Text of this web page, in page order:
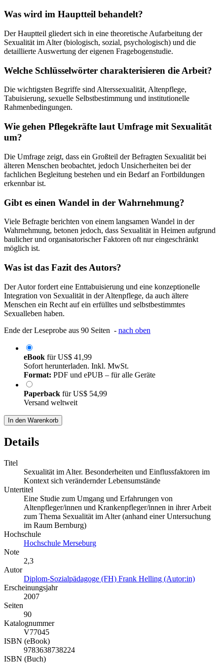
Was wird im Hauptteil behandelt?
Der Hauptteil gliedert sich in eine theoretische Aufarbeitung der
Sexualität im Alter (biologisch, sozial, psychologisch) und die
detaillierte Auswertung der eigenen Fragebogenstudie.
Welche Schlüsselwörter charakterisieren die Arbeit?
Die wichtigsten Begriffe sind Alterssexualität, Altenpflege,
Tabuisierung, sexuelle Selbstbestimmung und institutionelle
Rahmenbedingungen.
Wie gehen Pflegekräfte laut Umfrage mit Sexualität
um?
Die Umfrage zeigt, dass ein Großteil der Befragten Sexualität bei
älteren Menschen beobachtet, jedoch Unsicherheiten bei der
fachlichen Begleitung bestehen und ein Bedarf an Fortbildungen
erkennbar ist.
Gibt es einen Wandel in der Wahrnehmung?
Viele Befragte berichten von einem langsamen Wandel in der
Wahrnehmung, betonen jedoch, dass Sexualität in Heimen aufgrund
baulicher und organisatorischer Faktoren oft nur eingeschränkt
möglich ist.
Was ist das Fazit des Autors?
Der Autor fordert eine Enttabuisierung und eine konzeptionelle
Integration von Sexualität in der Altenpflege, da auch ältere
Menschen ein Recht auf ein erfülltes und selbstbestimmtes
Sexualleben haben.
Ende der Leseprobe aus 90 Seiten - nach oben
eBook fürUS$ 41,99
Sofort herunterladen. Inkl. MwSt.
Format: PDF und ePUB – für alle Geräte
Paperback fürUS$ 54,99
Versand weltweit
In den Warenkorb
Details
Titel
Sexualität im Alter. Besonderheiten und Einflussfaktoren im
Kontext sich verändernder Lebensumstände
Untertitel
Eine Studie zum Umgang und Erfahrungen von
Altenpfleger/innen und Krankenpfleger/innen in ihrer Arbeit
zum Thema Sexualität im Alter (anhand einer Untersuchung
im Raum Bernburg)
Hochschule
Hochschule Merseburg
Note
2,3
Autor
Diplom-Sozialpädagoge (FH) Frank Helling (Autor:in)
Erscheinungsjahr
2007
Seiten
90
Katalognummer
V77045
ISBN (eBook)
9783638738224
ISBN (Buch)